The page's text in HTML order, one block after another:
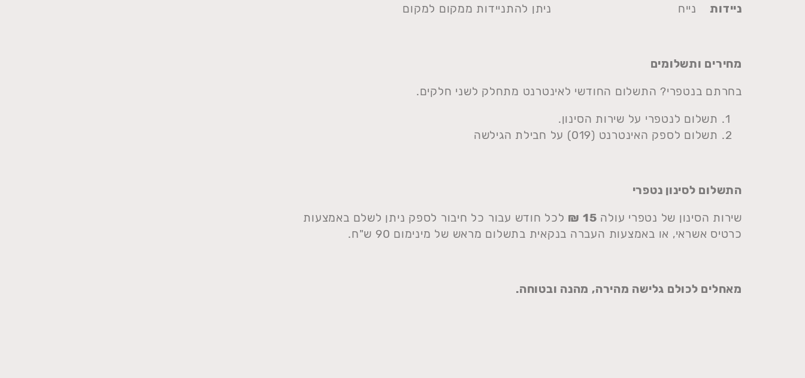
ניידות
נייח ניתן להתניידות ממקום למקום
מחירים ותשלומים
בחרתם בנטפרי? התשלום החודשי לאינטרנט מתחלק לשני חלקים.
תשלום לנטפרי על שירות הסינון.
תשלום לספק האינטרנט (019) על חבילת הגילשה
התשלום לסינון נטפרי
שירות הסינון של נטפרי עולה 15
₪ לכל חודש עבור כל חיבור לספק ניתן לשלם באמצעות
כרטיס אשראי, או באמצעות העברה בנקאית בתשלום מראש של מינימום 90 ש"ח.
מאחלים לכולם גלישה מהירה, מהנה ובטוחה.